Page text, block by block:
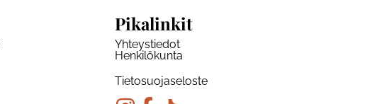
Pikalinkit
Yhteystiedot
Henkilökunta
Tietosuojaseloste